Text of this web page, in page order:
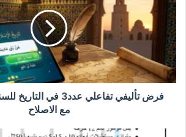
تفاعلي
في
التاريخ
للسنة
سابعة
اساسي
فرض تأليفي تفاعلي عدد3
مع الاصلاح